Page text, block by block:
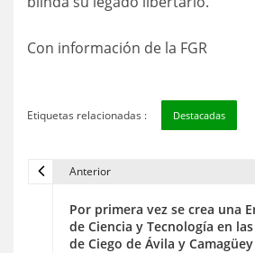
Con información de la FGR
Etiquetas relacionadas : Destacadas
Anterior
Por primera vez se crea una
de Ciencia y Tecnología en
de Ciego de Ávila y Camagüey